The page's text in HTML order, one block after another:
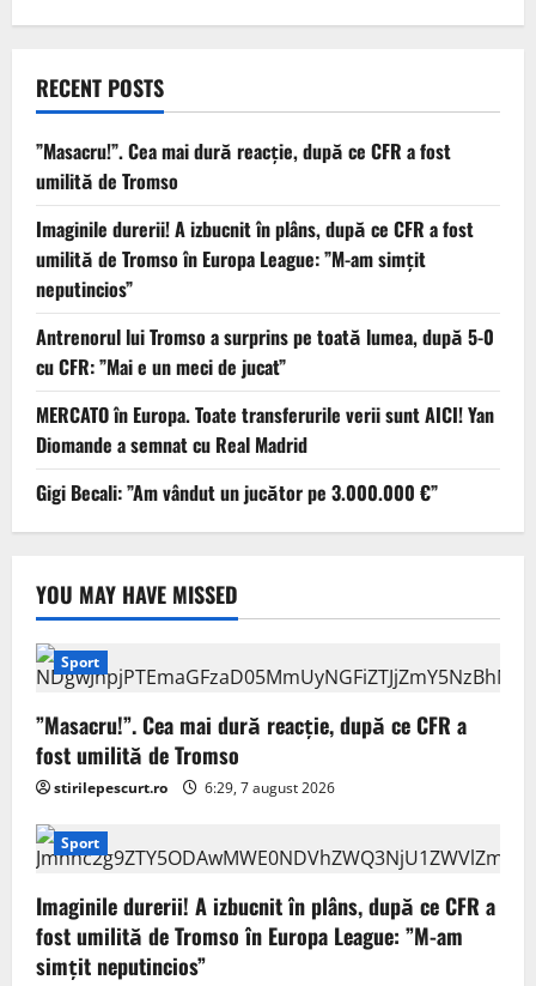
RECENT POSTS
”Masacru!”. Cea mai dură reacție, după ce CFR a fost
umilită de Tromso
Imaginile durerii! A izbucnit în plâns, după ce CFR a fost
umilită de Tromso în Europa League: ”M-am simțit
neputincios”
Antrenorul lui Tromso a surprins pe toată lumea, după 5-0
cu CFR: ”Mai e un meci de jucat”
MERCATO în Europa. Toate transferurile verii sunt AICI! Yan
Diomande a semnat cu Real Madrid
Gigi Becali: ”Am vândut un jucător pe 3.000.000 €”
YOU MAY HAVE MISSED
Sport
”Masacru!”. Cea mai dură reacție, după ce CFR a
fost umilită de Tromso
stirilepescurt.ro 6:29, 7 august 2026
Sport
Imaginile durerii! A izbucnit în plâns, după ce CFR a
fost umilită de Tromso în Europa League: ”M-am
simțit neputincios”